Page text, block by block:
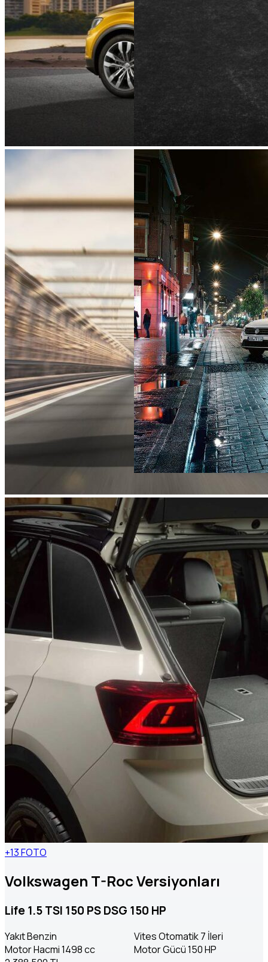
+13 FOTO
Volkswagen T-Roc Versiyonları
Life 1.5 TSI 150 PS DSG 150 HP
YakıtBenzin VitesOtomatik 7 İleri
Motor Hacmi1498 cc Motor Gücü150 HP